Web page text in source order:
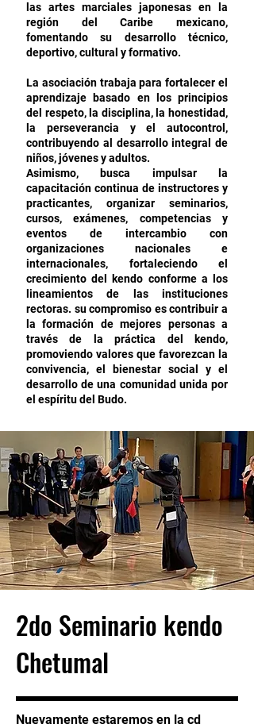
las artes marciales japonesas en la
región del Caribe mexicano,
fomentando su desarrollo técnico,
deportivo, cultural y formativo.
La asociación trabaja para fortalecer el
aprendizaje basado en los principios
del respeto, la disciplina, la honestidad,
la perseverancia y el autocontrol,
contribuyendo al desarrollo integral de
niños, jóvenes y adultos.
Asimismo, busca impulsar la
capacitación continua de instructores y
practicantes, organizar seminarios,
cursos, exámenes, competencias y
eventos de intercambio con
organizaciones nacionales e
internacionales, fortaleciendo el
crecimiento del kendo conforme a los
lineamientos de las instituciones
rectoras. su compromiso es contribuir a
la formación de mejores personas a
través de la práctica del kendo,
promoviendo valores que favorezcan la
convivencia, el bienestar social y el
desarrollo de una comunidad unida por
el espíritu del Budo.
2do Seminario kendo
Chetumal
Nuevamente estaremos en la cd